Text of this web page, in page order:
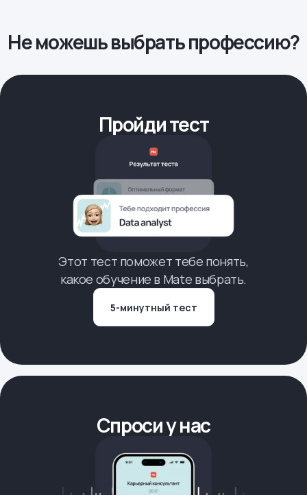
Не можешь выбрать профессию?
Пройди тест
Этот тест поможет тебе понять,
какое обучение в Mate выбрать.
5-минутный тест
Спроси у нас